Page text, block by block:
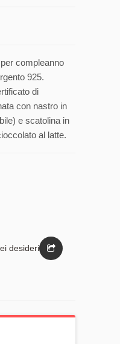
compleanno
925.
di
con nastro in
e scatolina in
al latte.
desideri